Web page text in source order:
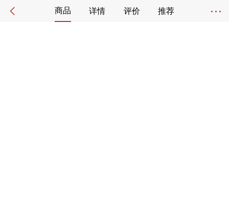
商品 详情 评价 推荐